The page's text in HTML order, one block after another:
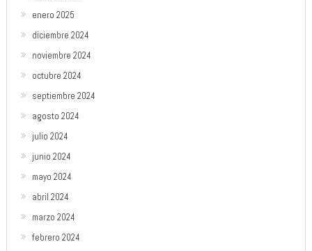
enero 2025
diciembre 2024
noviembre 2024
octubre 2024
septiembre 2024
agosto 2024
julio 2024
junio 2024
mayo 2024
abril 2024
marzo 2024
febrero 2024